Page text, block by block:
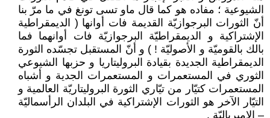
الشيوعية ؛ مفاده هو كما قال ماو تسى تونغ في ما مرّ بنا
أنّ الثورات البرجوازيّة القديمة فات أوانها ( الديمقراطية
الإشتراكية و الديمقراطيّة البرجوازيّة فات أوانهما فما
بالك بالقوميّة و الأصوليّة ! ) و أنّ المستقبل تجسّده الثورة
الديمقراطية الجديدة بقيادة البروليتاريا و حزبها الشيوعي
الثوري في المستعمرات و المستعمرات الجدية و أشباه
المستعمرات كتيّار من تيّاري الثورة البروليتاريّة العالمية و
التيّار الآخر هو الثورات الإشتراكية في البلدان الرأسماليّة
– الإمبرياليّة .